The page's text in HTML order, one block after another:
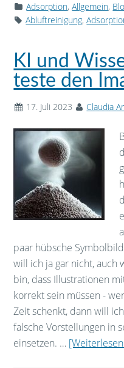
Adsorption,Allgemein,
Abluftreinigung,
KI und
teste den
17. Juli 2023 Claudia
paar hübsche
will ich ja gar nicht, auch
bin, dass Illustrationen
korrekt sein müssen -
Zeit schenkt, dann will
falsche Vorstellungen in
einsetzen. …